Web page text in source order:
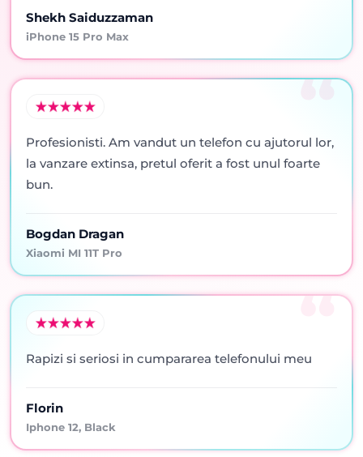
Shekh Saiduzzaman
iPhone 15 Pro Max
Profesionisti. Am vandut un telefon cu ajutorul lor,
la vanzare extinsa, pretul oferit a fost unul foarte
bun.
Bogdan Dragan
Xiaomi MI 11T Pro
Rapizi si seriosi in cumpararea telefonului meu
Florin
Iphone 12, Black